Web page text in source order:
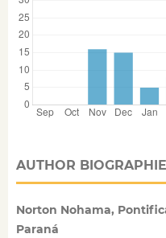
AUTHOR
Norton Nohama,
Paraná